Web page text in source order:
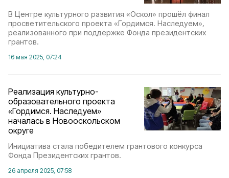
В Центре культурного развития «Оскол» прошёл финал
просветительского проекта «Гордимся. Наследуем»,
реализованного при поддержке Фонда президентских
грантов.
16 мая 2025, 07:24
Реализация культурно-
образовательного проекта
«Гордимся. Наследуем»
началась в Новооскольском
округе
Инициатива стала победителем грантового конкурса
Фонда Президентских грантов.
26 апреля 2025, 07:58